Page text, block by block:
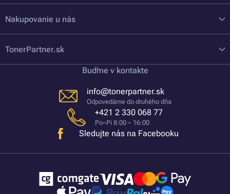
Nakupovanie u nás
TonerPartner.sk
Buďme v kontakte
info@tonerpartner.sk
Odpovedáme do druhého dňa
+421 2 330 068 77
Po–Pi 8:00 – 16:00
Sledujte nás na Facebooku